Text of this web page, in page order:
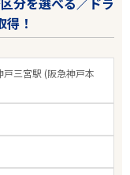
！
戸三宮駅 (阪急神戸本